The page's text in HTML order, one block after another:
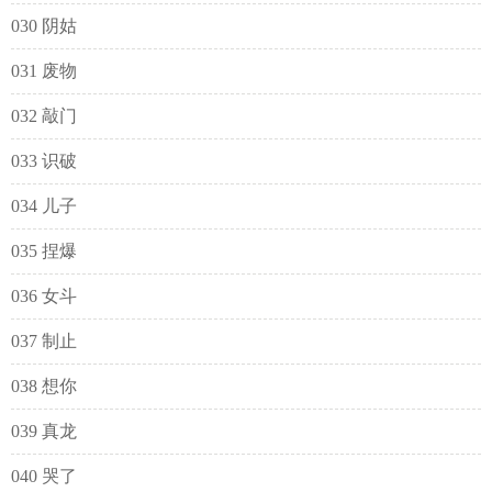
030 阴姑
031 废物
032 敲门
033 识破
034 儿子
035 捏爆
036 女斗
037 制止
038 想你
039 真龙
040 哭了